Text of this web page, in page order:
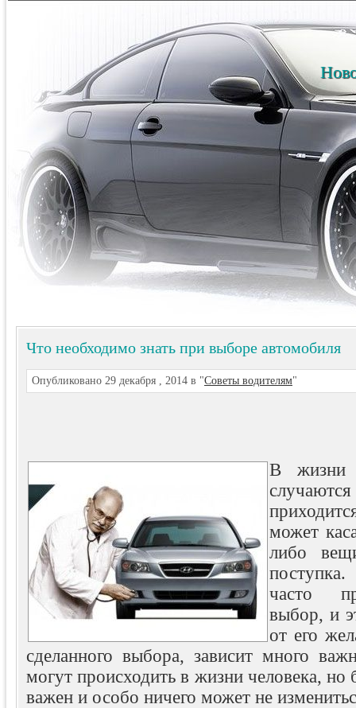
Что необходимо знать при выборе автомобиля
Опубликовано 29 декабря , 2014 в "Советы водителям"
В жизни
может
либо
часто
выбор, и
от его
сделанного выбора, зависит много
могут происходить в жизни человека, но
важен и особо ничего может не